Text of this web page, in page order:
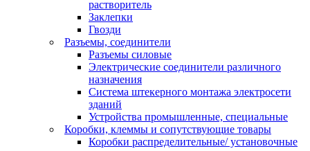
растворитель
Заклепки
Гвозди
Разъемы, соединители
Разъемы силовые
Электрические соединители различного
назначения
Система штекерного монтажа электросети
зданий
Устройства промышленные, специальные
Коробки, клеммы и сопутствующие товары
Коробки распределительные/ установочные